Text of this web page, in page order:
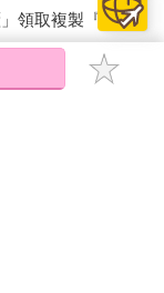
餘愛好者變成專業
（然後又再次擺盪
，一個產業的迅速
並且將「真實
領取複製『兌換
能以金石堂專屬